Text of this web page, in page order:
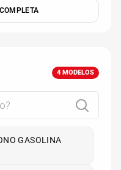
4 MODELOS
GASOLINA